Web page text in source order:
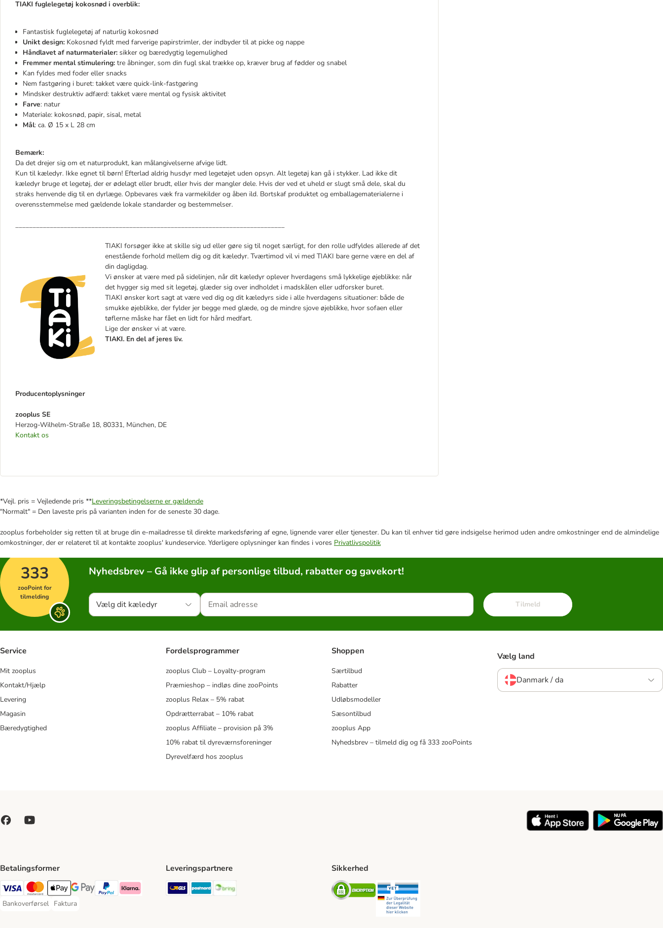
TIAKI fuglelegetøj kokosnød i overblik:
Fantastisk fuglelegetøj af naturlig kokosnød
Unikt design: Kokosnød fyldt med farverige papirstrimler, der indbyder til at picke og nappe
Håndlavet af naturmaterialer: sikker og bæredygtig legemulighed
Fremmer mental stimulering: tre åbninger, som din fugl skal trække op, kræver brug af fødder og snabel
Kan fyldes med foder eller snacks
Nem fastgøring i buret: takket være quick-link-fastgøring
Mindsker destruktiv adfærd: takket være mental og fysisk aktivitet
Farve: natur
Materiale: kokosnød, papir, sisal, metal
Mål: ca. Ø 15 x L 28 cm
Bemærk:
Da det drejer sig om et naturprodukt, kan målangivelserne afvige lidt.
Kun til kæledyr. Ikke egnet til børn! Efterlad aldrig husdyr med legetøjet uden opsyn. Alt legetøj kan gå i stykker. Lad ikke dit
kæledyr bruge et legetøj, der er ødelagt eller brudt, eller hvis der mangler dele. Hvis der ved et uheld er slugt små dele, skal du
straks henvende dig til en dyrlæge. Opbevares væk fra varmekilder og åben ild. Bortskaf produktet og emballagematerialerne i
overensstemmelse med gældende lokale standarder og bestemmelser.
______________________________________________________________________________
TIAKI forsøger ikke at skille sig ud eller gøre sig til noget særligt, for den rolle udfyldes allerede af det
enestående forhold mellem dig og dit kæledyr. Tværtimod vil vi med TIAKI bare gerne være en del af
din dagligdag.
Vi ønsker at være med på sidelinjen, når dit kæledyr oplever hverdagens små lykkelige øjeblikke: når
det hygger sig med sit legetøj, glæder sig over indholdet i madskålen eller udforsker buret.
TIAKI ønsker kort sagt at være ved dig og dit kæledyrs side i alle hverdagens situationer: både de
smukke øjeblikke, der fylder jer begge med glæde, og de mindre sjove øjeblikke, hvor sofaen eller
tøflerne måske har fået en lidt for hård medfart.
Lige der ønsker vi at være.
TIAKI. En del af jeres liv.
Producentoplysninger
zooplus SE
Herzog-Wilhelm-Straße 18, 80331, München, DE
Kontakt os
*Vejl. pris = Vejledende pris **Leveringsbetingelserne er gældende
"Normalt" = Den laveste pris på varianten inden for de seneste 30 dage.
zooplus forbeholder sig retten til at bruge din e-mailadresse til direkte markedsføring af egne, lignende varer eller tjenester. Du kan til enhver tid gøre indsigelse herimod uden andre omkostninger end de almindelige
omkostninger, der er relateret til at kontakte zooplus' kundeservice. Yderligere oplysninger kan findes i vores Privatlivspolitik
333
zooPoint for
tilmelding
Nyhedsbrev – Gå ikke glip af personlige tilbud, rabatter og gavekort!
Vælg dit kæledyr Tilmeld
Service
Mit zooplus
Kontakt/Hjælp
Levering
Magasin
Bæredygtighed
Fordelsprogrammer
zooplus Club – Loyalty-program
Præmieshop – indløs dine zooPoints
zooplus Relax – 5% rabat
Opdrætterrabat – 10% rabat
zooplus Affiliate – provision på 3%
10% rabat til dyreværnsforeninger
Dyrevelfærd hos zooplus
Shoppen
Særtilbud
Rabatter
Udløbsmodeller
Sæsontilbud
zooplus App
Nyhedsbrev – tilmeld dig og få 333 zooPoints
Vælg land
Danmark / da
Betalingsformer
VISA Payment Method
Mastercard Payment Method
Apply pay Payment Method
Google Pay Payment Method
paypal Payment Method
Klarna Payment Method
Bankoverførsel
Bankoverførsel Payment Method
Faktura
Faktura Payment Method
Leveringspartnere
GLS Shipping Method
Postnord Shipping Method
Sikkerhed
Security